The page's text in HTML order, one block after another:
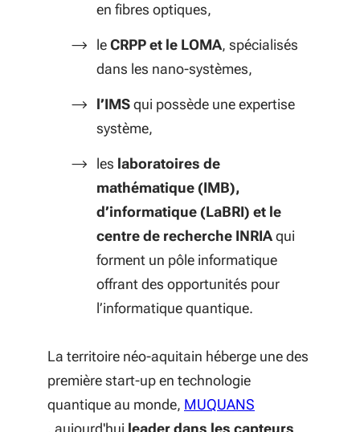
en fibres optiques,
leCRPP et le LOMA, spécialisés
dans les nano-systèmes,
l’IMSqui possède une expertise
système,
les laboratoires de
mathématique (IMB),
d’informatique (LaBRI) et le
centre de recherche INRIAqui
forment un pôle informatique
offrant des opportunités pour
l’informatique quantique.
La territoire néo-aquitain héberge une des
première start-up en technologie
quantique au monde, MUQUANS
(S'ouvre dans une nouvelle fenêtre)
, aujourd'hui leader dans les capteurs